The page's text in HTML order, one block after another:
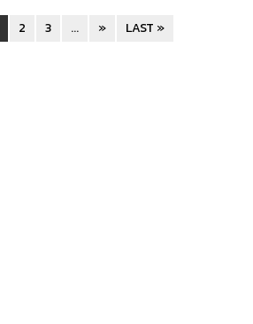
2 3 ... » LAST »